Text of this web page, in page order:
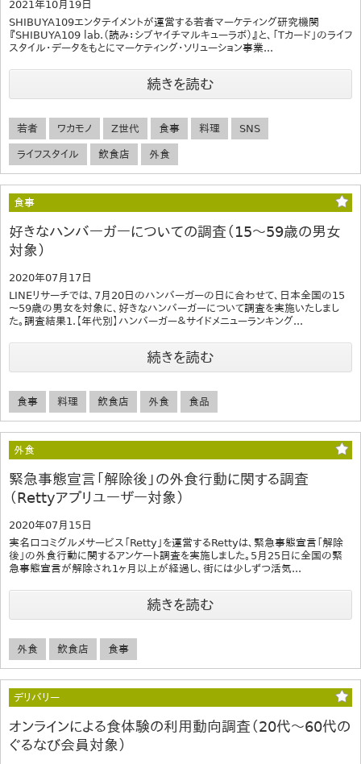
2021年10月19日
SHIBUYA109エンタテイメントが運営する若者マーケティング研究機関
『SHIBUYA109 lab.（読み：シブヤイチマルキューラボ）』と、「Tカード」のライフ
スタイル・データをもとにマーケティング・ソリューション事業...
続きを読む
若者 ワカモノ Z世代 食事 料理 SNS
ライフスタイル 飲食店 外食
食事
好きなハンバーガーについての調査（15～59歳の男女
対象）
2020年07月17日
LINEリサーチでは、7月20日のハンバーガーの日に合わせて、日本全国の15
～59歳の男女を対象に、好きなハンバーガーについて調査を実施いたしまし
た。調査結果1.【年代別】ハンバーガー＆サイドメニューランキング...
続きを読む
食事 料理 飲食店 外食 食品
外食
緊急事態宣言「解除後」の外食行動に関する調査
（Rettyアプリユーザー対象）
2020年07月15日
実名口コミグルメサービス「Retty」を運営するRettyは、緊急事態宣言「解除
後」の外食行動に関するアンケート調査を実施しました。5月25日に全国の緊
急事態宣言が解除され1ヶ月以上が経過し、街には少しずつ活気...
続きを読む
外食 飲食店 食事
デリバリー
オンラインによる食体験の利用動向調査（20代～60代の
ぐるなび会員対象）